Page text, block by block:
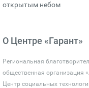
открытым небом
О Центре «Гарант»
Региональная
общественная организация
Центр социальных